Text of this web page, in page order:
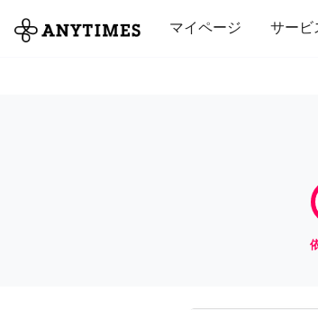
マイページ サービ
全て 修理・組立 家事